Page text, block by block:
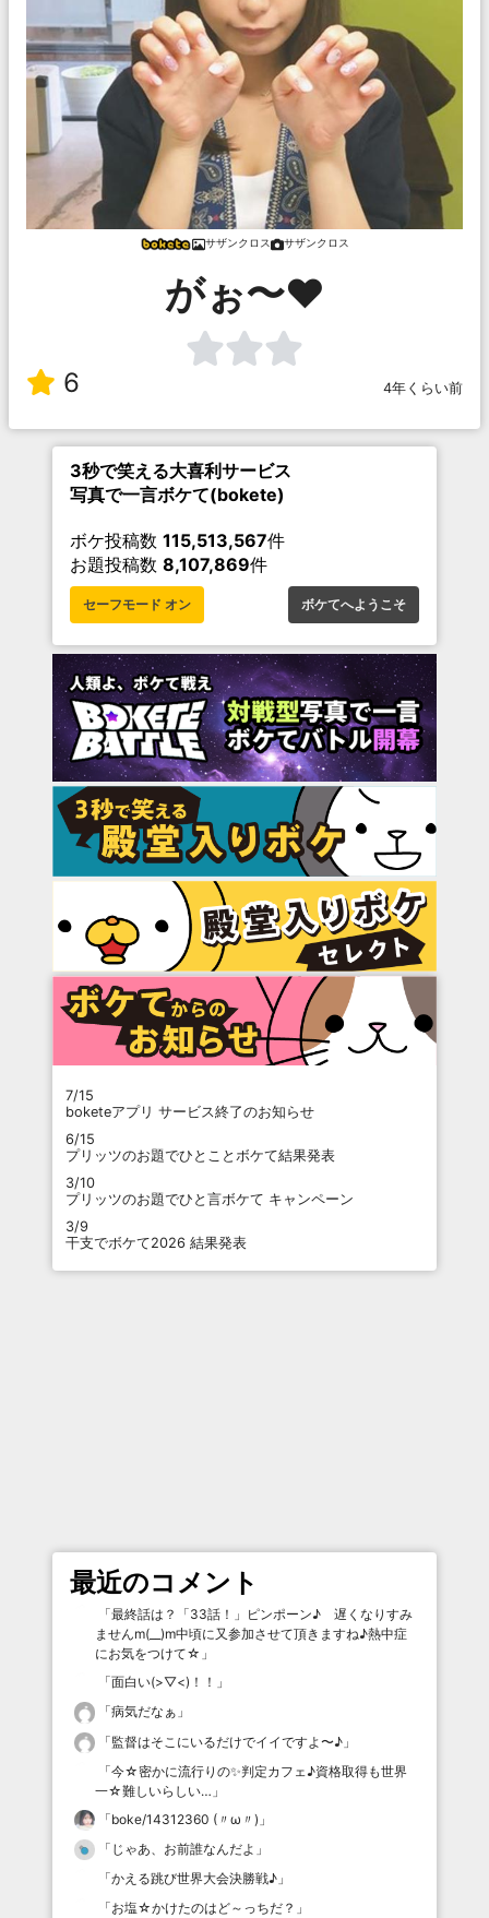
サザンクロス サザンクロス
がぉ〜❤️
6 4年くらい前
3秒で笑える大喜利サービス
写真で一言ボケて(bokete)
ボケ投稿数 115,513,567件
お題投稿数 8,107,869件
セーフモード オン ボケてへようこそ
7/15
boketeアプリ サービス終了のお知らせ
6/15
プリッツのお題でひとことボケて結果発表
3/10
プリッツのお題でひと言ボケて キャンペーン
3/9
干支でボケて2026 結果発表
最近のコメント
「最終話は？「33話！」ピンポーン♪ 遅くなりすみ
ませんm(__)m中頃に又参加させて頂きますね♪熱中症
にお気をつけて☆ 」
「面白い(>▽<)！！ 」
「病気だなぁ 」
「監督はそこにいるだけでイイですよ〜♪ 」
「今☆密かに流行りの✨判定カフェ♪資格取得も世界
一☆難しいらしい… 」
「boke/14312360 (〃ω〃) 」
「 じゃあ、お前誰なんだよ 」
「かえる跳び世界大会決勝戦♪ 」
「お塩☆かけたのはど～っちだ？ 」